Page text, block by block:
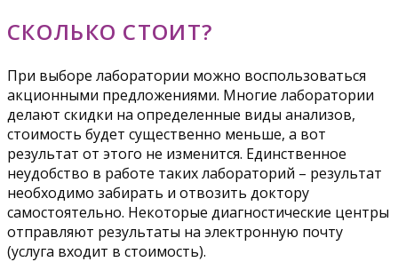
СКОЛЬКО СТОИТ?
При выборе лаборатории можно воспользоваться
акционными предложениями. Многие лаборатории
делают скидки на определенные виды анализов,
стоимость будет существенно меньше, а вот
результат от этого не изменится. Единственное
неудобство в работе таких лабораторий – результат
необходимо забирать и отвозить доктору
самостоятельно. Некоторые диагностические центры
отправляют результаты на электронную почту
(услуга входит в стоимость).